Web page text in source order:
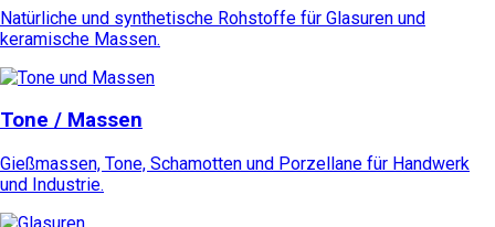
Natürliche und synthetische Rohstoffe für Glasuren und
keramische Massen.
Tone / Massen
Gießmassen, Tone, Schamotten und Porzellane für Handwerk
und Industrie.